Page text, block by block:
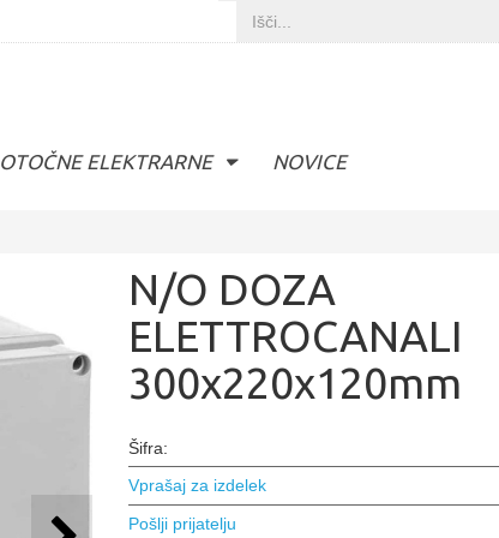
OTOČNE ELEKTRARNE NOVICE
N/O DOZA
ELETTROCANALI
300x220x120mm
Šifra:
Vprašaj za izdelek
Pošlji prijatelju